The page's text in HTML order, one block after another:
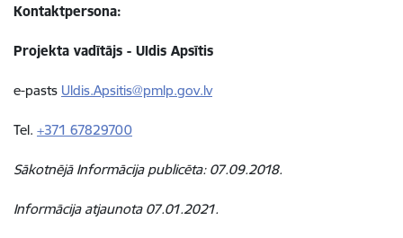
Kontaktpersona:
Projekta vadītājs - Uldis Apsītis
e-pasts Uldis.Apsitis@pmlp.gov.lv
Tel. +371 67829700
Sākotnējā Informācija publicēta: 07.09.2018.
Informācija atjaunota 07.01.2021.